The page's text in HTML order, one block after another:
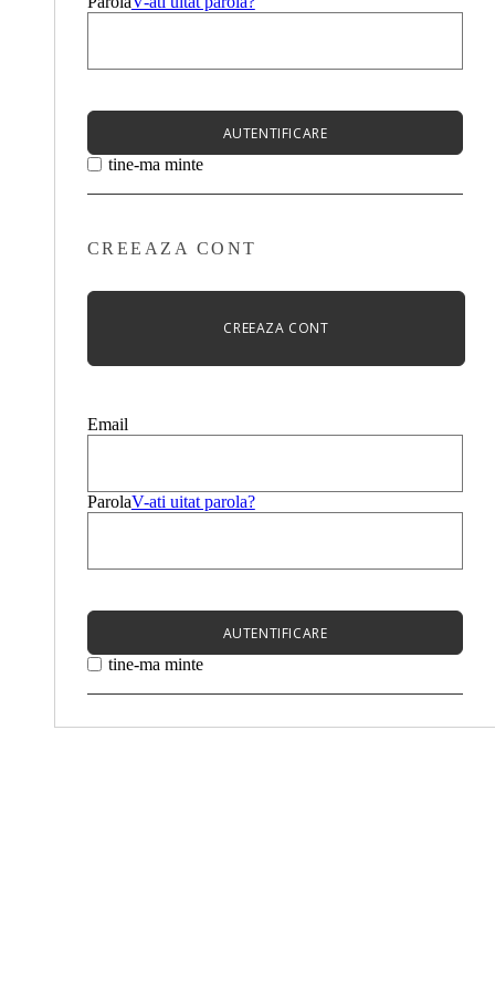
AUTENTIFICARE
tine-ma minte
CREEAZA CONT
CREEAZA CONT
Email
ParolaV-ati uitat parola?
AUTENTIFICARE
tine-ma minte